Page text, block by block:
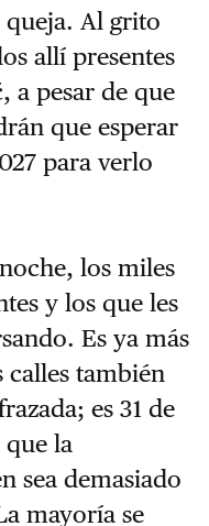
queja. Al grito
allí presentes
a pesar de que
que esperar
para verlo
los miles
y los que les
Es ya más
calles también
es 31 de
la
sea demasiado
mayoría se